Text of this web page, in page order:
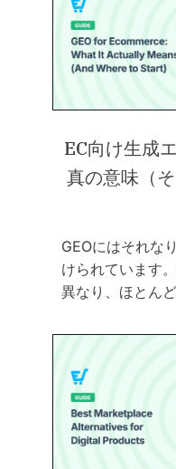
EC向け生成
真の意味（
GEOにはそれな
けられています
異なり、ほとん